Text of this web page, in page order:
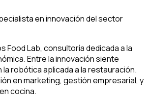
en innovación del sector
Food Lab, consultoría dedicada a la
Entre la innovación siente
robótica aplicada a la restauración.
en marketing, gestión empresarial, y
cocina.